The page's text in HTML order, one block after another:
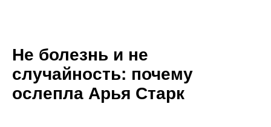
Не болезнь и не
случайность: почему
ослепла Арья Старк